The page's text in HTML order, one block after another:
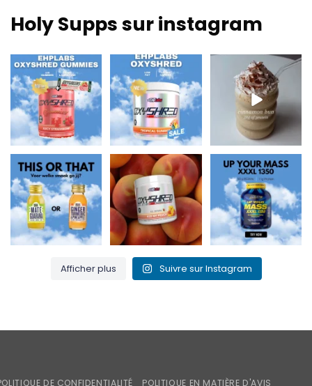
Holy Supps sur instagram
Nouveau chez Holy
Supps 🍬⚡
Les gommes
OxyShred...
3
Faible teneur en
matières grasses et
150 mg de...
0 2
Nourrissant, riche en
protéines et parfait
pour...
2 0
Maté & Guarana
pour un regain
d'énergie ou...
0 0
Embrasse ma pêche
et brûle cette graisse
! 🍑🔥...
1 0
Up Your Mass XXXL
1350 = protéines +
BCAA pour la...
1 0
Afficher plus Suivre sur Instagram
DE CONFIDENTIALITÉ POLITIQUE EN MATIÈRE D'AVIS